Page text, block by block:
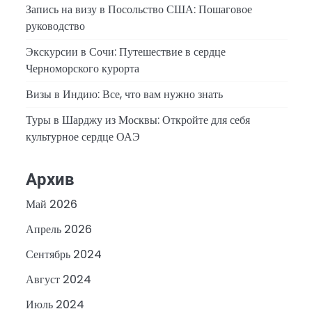
Запись на визу в Посольство США: Пошаговое
руководство
Экскурсии в Сочи: Путешествие в сердце
Черноморского курорта
Визы в Индию: Все, что вам нужно знать
Туры в Шарджу из Москвы: Откройте для себя
культурное сердце ОАЭ
Архив
Май 2026
Апрель 2026
Сентябрь 2024
Август 2024
Июль 2024